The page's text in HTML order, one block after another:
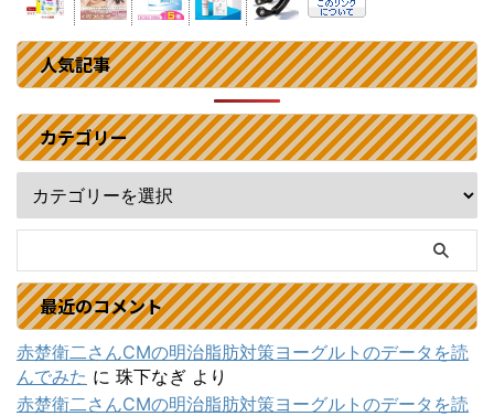
人気記事
カテゴリー
最近のコメント
赤楚衛二さんCMの明治脂肪対策ヨーグルトのデータを読
んでみた に 珠下なぎ より
赤楚衛二さんCMの明治脂肪対策ヨーグルトのデータを読